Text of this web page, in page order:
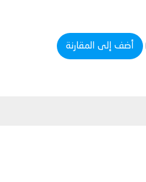
أضف إلى المقارنة